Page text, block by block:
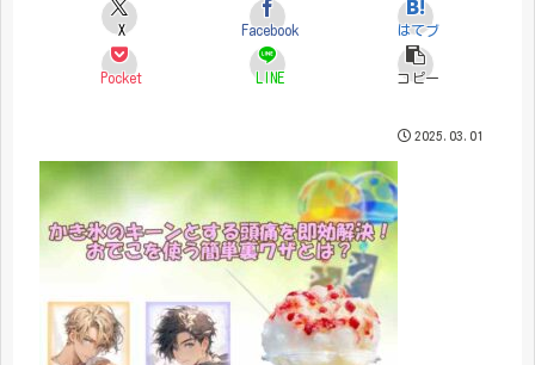
X Facebook はてブ
Pocket LINE コピー
2025.03.01